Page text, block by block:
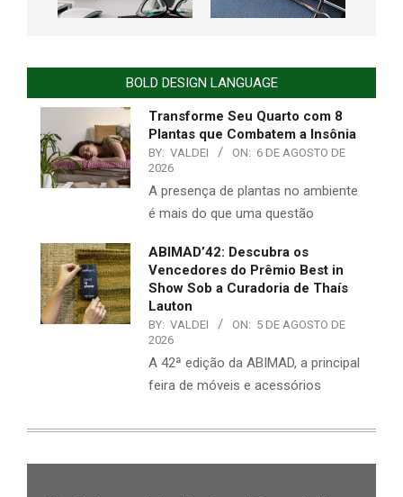
BOLD DESIGN LANGUAGE
Transforme Seu Quarto com 8
Plantas que Combatem a Insônia
BY: VALDEI ON: 6 DE AGOSTO DE
2026
A presença de plantas no ambiente
é mais do que uma questão
ABIMAD’42: Descubra os
Vencedores do Prêmio Best in
Show Sob a Curadoria de Thaís
Lauton
BY: VALDEI ON: 5 DE AGOSTO DE
2026
A 42ª edição da ABIMAD, a principal
feira de móveis e acessórios